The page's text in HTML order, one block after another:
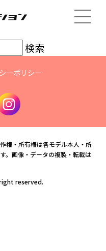
れませんでした。検
ーポリシー
権・所有権は各モデル本人・所
。画像・データの複製・転載は
reserved.